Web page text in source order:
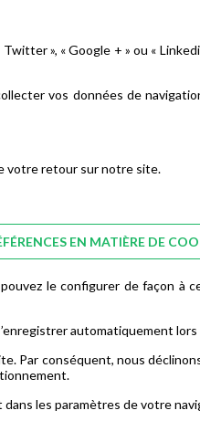
», « Google + » ou «
vos données de
votre retour sur notre site.
EN MATIÈRE DE
le configurer de façon à
automatiquement
Par conséquent, nous
les paramètres de votre